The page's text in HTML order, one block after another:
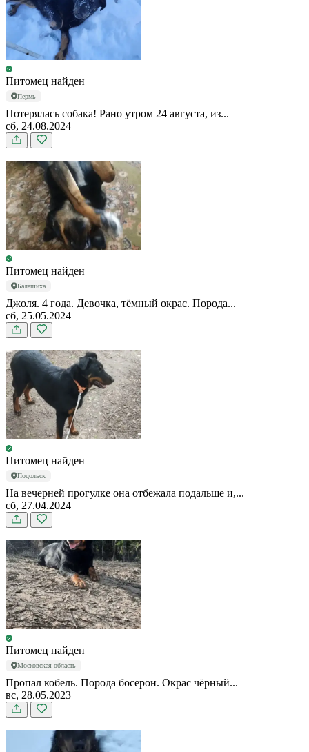
Питомец найден
Пермь
Потерялась собака! Рано утром 24 августа, из...
сб, 24.08.2024
Питомец найден
Балашиха
Джоля. 4 года. Девочка, тёмный окрас. Порода...
сб, 25.05.2024
Питомец найден
Подольск
На вечерней прогулке она отбежала подальше и,...
сб, 27.04.2024
Питомец найден
Московская область
Пропал кобель. Порода босерон. Окрас чёрный...
вс, 28.05.2023